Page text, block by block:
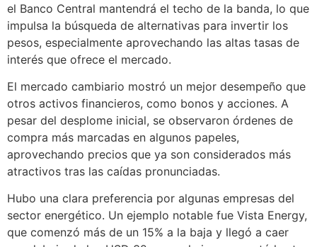
el Banco Central mantendrá el techo de la banda, lo que
impulsa la búsqueda de alternativas para invertir los
pesos, especialmente aprovechando las altas tasas de
interés que ofrece el mercado.
El mercado cambiario mostró un mejor desempeño que
otros activos financieros, como bonos y acciones. A
pesar del desplome inicial, se observaron órdenes de
compra más marcadas en algunos papeles,
aprovechando precios que ya son considerados más
atractivos tras las caídas pronunciadas.
Hubo una clara preferencia por algunas empresas del
sector energético. Un ejemplo notable fue Vista Energy,
que comenzó más de un 15% a la baja y llegó a caer